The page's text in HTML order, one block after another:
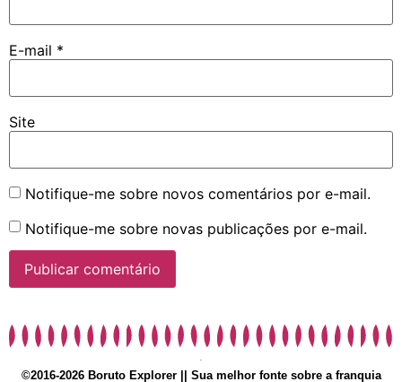
E-mail *
Site
Notifique-me sobre novos comentários por e-mail.
Notifique-me sobre novas publicações por e-mail.
©2016-2026 Boruto Explorer || Sua melhor fonte sobre a franquia